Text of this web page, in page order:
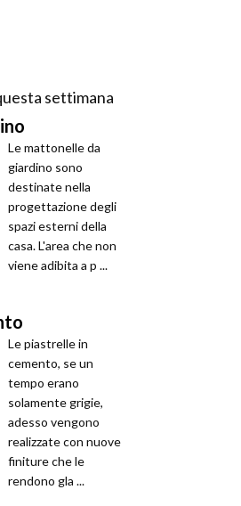
settimana
Le mattonelle da
giardino sono
destinate nella
progettazione degli
spazi esterni della
casa. L'area che non
viene adibita a p ...
Le piastrelle in
cemento, se un
tempo erano
solamente grigie,
adesso vengono
realizzate con nuove
finiture che le
rendono gla ...